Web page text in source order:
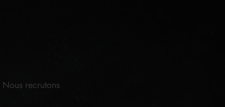
Nous recrutons